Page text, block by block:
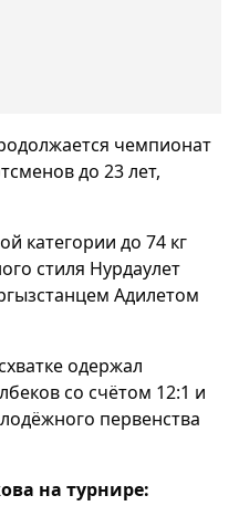
чемпионат
до 23 лет,
категории до 74 кг
стиля Нурдаулет
Адилетом
одержал
со счётом 12:1 и
первенства
на турнире: